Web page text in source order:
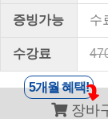
증빙가능 수
수강료
장바
5개월 혜택!